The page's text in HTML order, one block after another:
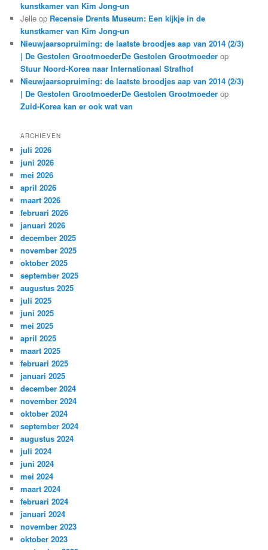
kunstkamer van Kim Jong-un
Jelle op Recensie Drents Museum: Een kijkje in de
kunstkamer van Kim Jong-un
Nieuwjaarsopruiming: de laatste broodjes aap van 2014 (2/3)
| De Gestolen GrootmoederDe Gestolen Grootmoeder op
Stuur Noord-Korea naar Internationaal Strafhof
Nieuwjaarsopruiming: de laatste broodjes aap van 2014 (2/3)
| De Gestolen GrootmoederDe Gestolen Grootmoeder op
Zuid-Korea kan er ook wat van
ARCHIEVEN
juli 2026
juni 2026
mei 2026
april 2026
maart 2026
februari 2026
januari 2026
december 2025
november 2025
oktober 2025
september 2025
augustus 2025
juli 2025
juni 2025
mei 2025
april 2025
maart 2025
februari 2025
januari 2025
december 2024
november 2024
oktober 2024
september 2024
augustus 2024
juli 2024
juni 2024
mei 2024
maart 2024
februari 2024
januari 2024
november 2023
oktober 2023